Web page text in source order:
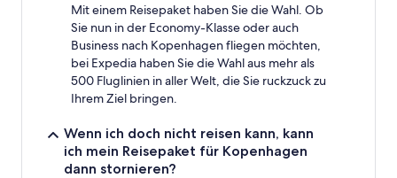
Mit einem Reisepaket haben Sie die Wahl. Ob
Sie nun in der Economy-Klasse oder auch
Business nach Kopenhagen fliegen möchten,
bei Expedia haben Sie die Wahl aus mehr als
500 Fluglinien in aller Welt, die Sie ruckzuck zu
Ihrem Ziel bringen.
Wenn ich doch nicht reisen kann, kann
ich mein Reisepaket für Kopenhagen
dann stornieren?